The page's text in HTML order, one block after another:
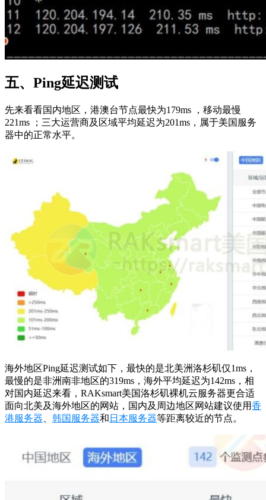
五、Ping延迟测试
先来看看国内地区，港澳台节点最快为179ms ，移动最慢
221ms ；三大运营商及区域平均延迟为201ms，属于美国服务
器中的正常水平。
海外地区Ping延迟测试如下，最快的是北美洲洛杉矶仅1ms，
最慢的是非洲南非地区的319ms，海外平均延迟为142ms，相
对国内延迟来看，RAKsmart美国洛杉矶裸机云服务器更合适
面向北美及海外地区的网站，国内及周边地区网站建议使用香
港服务器
韩国服务器和 日本服务器等距离较近的节点。